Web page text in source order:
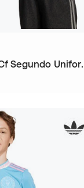
Jersey Inter